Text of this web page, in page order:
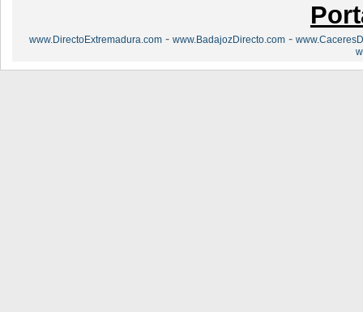
www.DirectoExtremadura.com - www.BadajozDirecto.com -